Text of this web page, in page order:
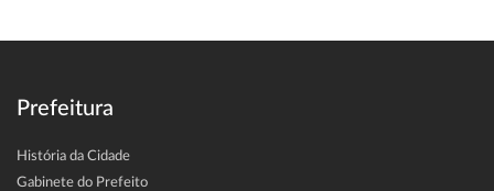
Prefeitura
História da Cidade
Gabinete do Prefeito